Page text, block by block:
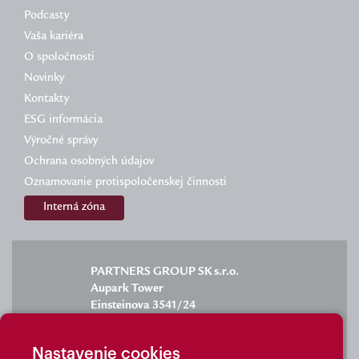
Nastavenie cookies
Podcasty
Vaša kariéra
O spoločnosti
Novinky
Kontakty
ESG informácia
Výročné správy
Ochrana osobných údajov
Oznamovanie protispoločenskej činnosti
Interná zóna
PARTNERS GROUP SK s.r.o.
Aupark Tower
Einsteinova 3541/24